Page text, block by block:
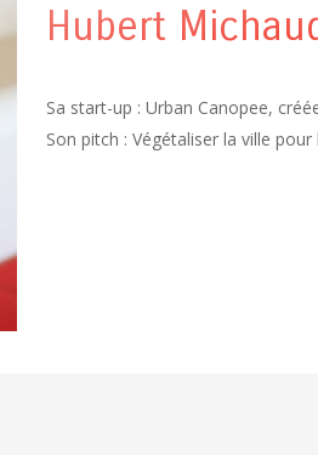
Hubert
Sa start-up : Urban Canopee,
Son pitch :Végétaliser la ville